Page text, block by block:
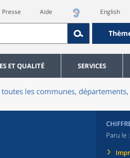
Presse Aide English
ET QUALITÉ SERVICES
les communes,
Paru le